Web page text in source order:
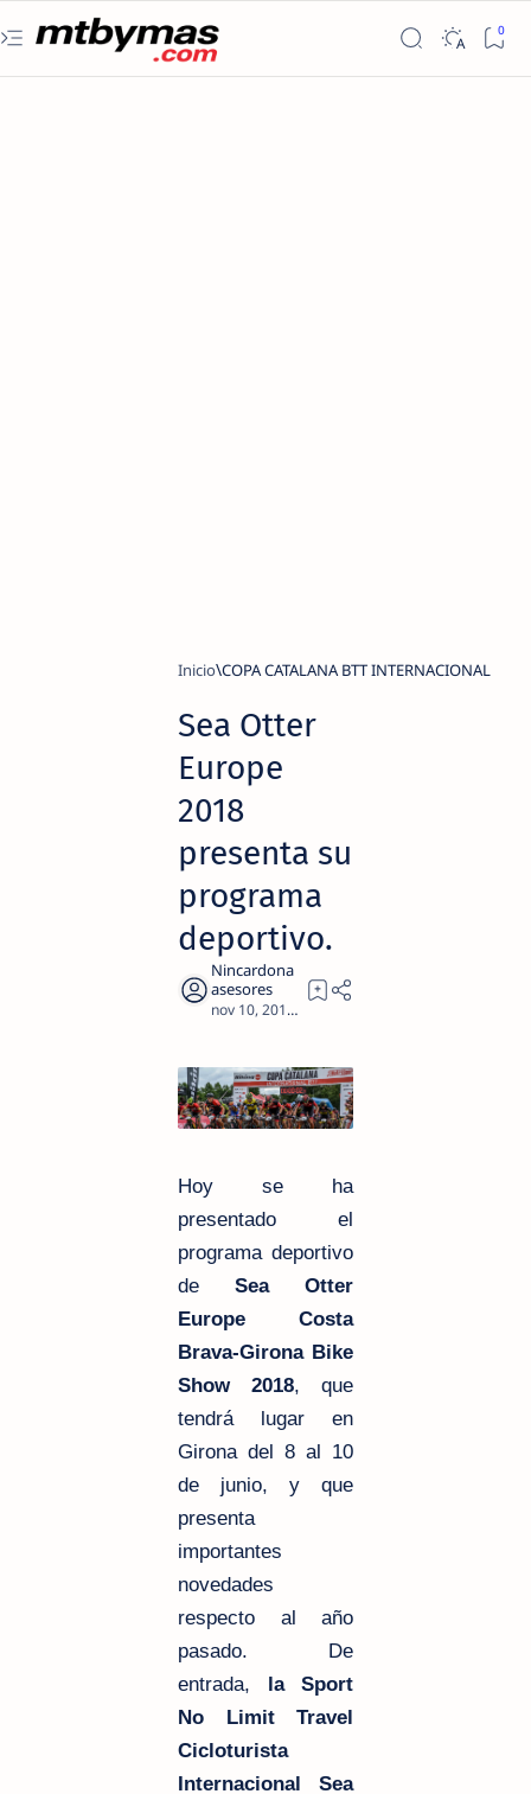
Inicio COPA CATALANA BTT INTERNACIONAL
Sea Otter
Europe
2018
presenta su
programa
deportivo.
Hoy se ha
presentado el
programa deportivo
de Sea Otter
Europe Costa
Brava-Girona Bike
Show 2018, que
tendrá lugar en
Girona del 8 al 10
de junio, y que
presenta
importantes
novedades
respecto al año
pasado. De
entrada,
la Sport
No Limit Travel
Cicloturista
Internacional Sea